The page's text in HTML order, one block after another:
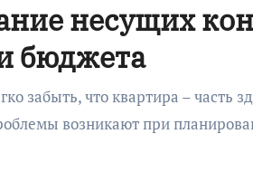
несущих
бюджета
забыть, что квартира – часть
возникают при